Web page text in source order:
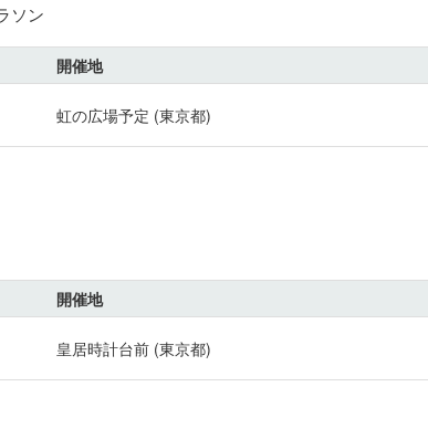
ソン
開催地
虹の広場予定 (東京都)
開催地
皇居時計台前 (東京都)